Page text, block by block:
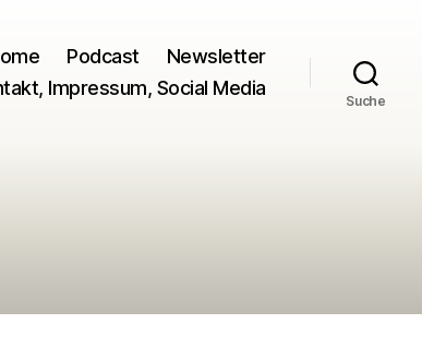
Podcast
Newsletter
Impressum, Social Media
Suche